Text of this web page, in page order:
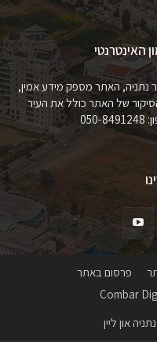
האינטרנטי
נתניה, האתר מספק מידע אמין,
הסיקור של האתר כולל את העיר
פרסום באתר
און ליין